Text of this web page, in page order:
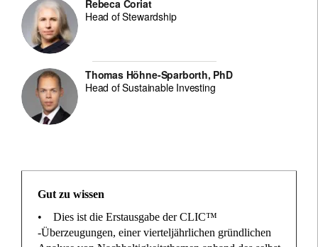
Rebeca Coriat
Head of Stewardship
Thomas Höhne-Sparborth, PhD
Head of Sustainable Investing
Gut zu wissen
• Dies ist die Erstausgabe der CLIC™
-Überzeugungen, einer vierteljährlichen gründlichen